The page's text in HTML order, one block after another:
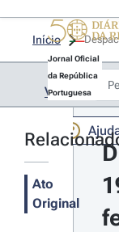
Jornal Oficial
da República
Portuguesa
Início
Voltar
Ato
Original